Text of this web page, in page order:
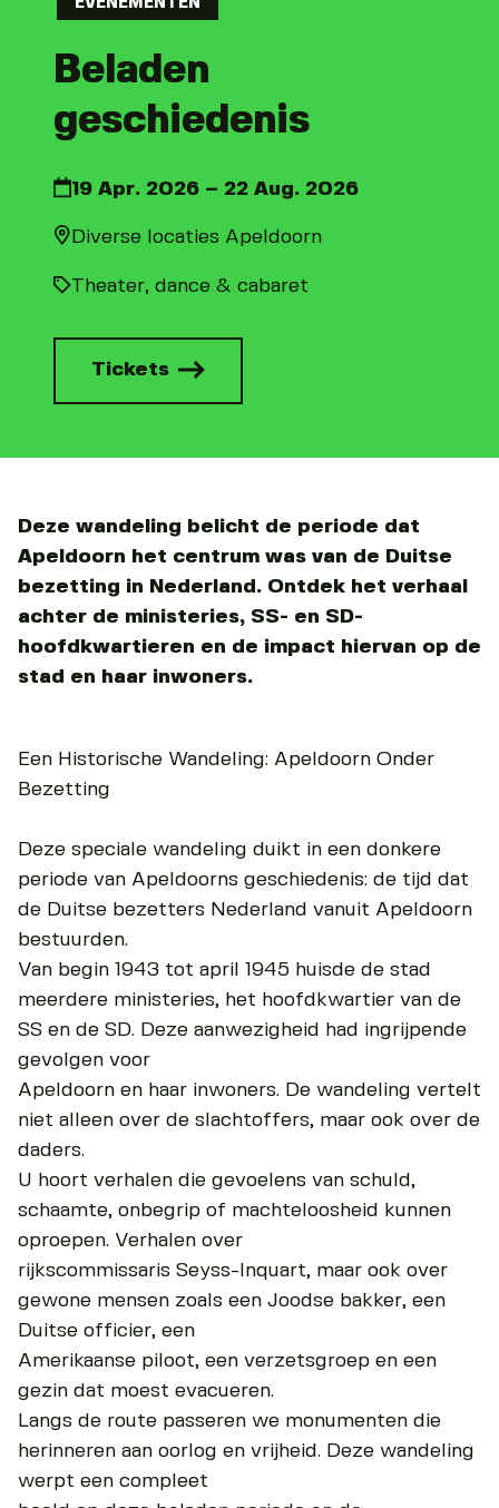
EVENEMENTEN
Beladen
geschiedenis
19 Apr. 2026 – 22 Aug. 2026
Diverse locaties Apeldoorn
Theater, dance & cabaret
Tickets
Deze wandeling belicht de periode dat
Apeldoorn het centrum was van de Duitse
bezetting in Nederland. Ontdek het verhaal
achter de ministeries, SS- en SD-
hoofdkwartieren en de impact hiervan op de
stad en haar inwoners.
Een Historische Wandeling: Apeldoorn Onder
Bezetting
Deze speciale wandeling duikt in een donkere
periode van Apeldoorns geschiedenis: de tijd dat
de Duitse bezetters Nederland vanuit Apeldoorn
bestuurden.
Van begin 1943 tot april 1945 huisde de stad
meerdere ministeries, het hoofdkwartier van de
SS en de SD. Deze aanwezigheid had ingrijpende
gevolgen voor
Apeldoorn en haar inwoners. De wandeling vertelt
niet alleen over de slachtoffers, maar ook over de
daders.
U hoort verhalen die gevoelens van schuld,
schaamte, onbegrip of machteloosheid kunnen
oproepen. Verhalen over
rijkscommissaris Seyss-Inquart, maar ook over
gewone mensen zoals een Joodse bakker, een
Duitse officier, een
Amerikaanse piloot, een verzetsgroep en een
gezin dat moest evacueren.
Langs de route passeren we monumenten die
herinneren aan oorlog en vrijheid. Deze wandeling
werpt een compleet